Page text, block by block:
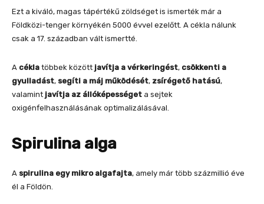
Ezt a kiváló, magas tápértékű zöldséget is ismerték már a
Földközi-tenger környékén 5000 évvel ezelőtt. A cékla nálunk
csak a 17. században vált ismertté.
A cékla többek között javítja a vérkeringést, csökkenti a
gyulladást, segíti a máj működését, zsírégető hatású,
valamint javítja az állóképességet a sejtek
oxigénfelhasználásának optimalizálásával.
Spirulina alga
A spirulina egy mikro algafajta, amely már több százmillió éve
él a Földön.